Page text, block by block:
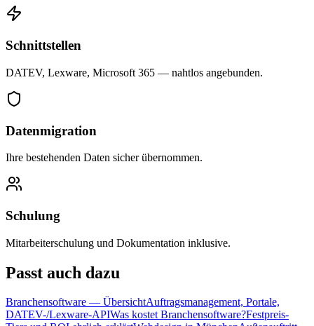
Schnittstellen
DATEV, Lexware, Microsoft 365 — nahtlos angebunden.
Datenmigration
Ihre bestehenden Daten sicher übernommen.
Schulung
Mitarbeiterschulung und Dokumentation inklusive.
Passt auch dazu
Branchensoftware — ÜbersichtAuftragsmanagement, Portale,
DATEV-/Lexware-APIWas kostet Branchensoftware?Festpreis-